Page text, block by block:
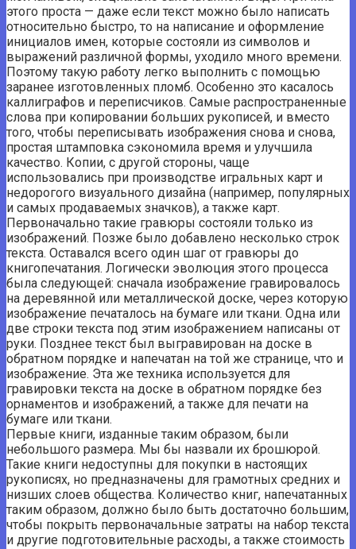
этого проста — даже если текст можно было написать
относительно быстро, то на написание и оформление
инициалов имен, которые состояли из символов и
выражений различной формы, уходило много времени.
Поэтому такую ​​работу легко выполнить с помощью
заранее изготовленных пломб. Особенно это касалось
каллиграфов и переписчиков. Самые распространенные
слова при копировании больших рукописей, и вместо
того, чтобы переписывать изображения снова и снова,
простая штамповка сэкономила время и улучшила
качество. Копии, с другой стороны, чаще
использовались при производстве игральных карт и
недорогого визуального дизайна (например, популярных
и самых продаваемых значков), а также карт.
Первоначально такие гравюры состояли только из
изображений. Позже было добавлено несколько строк
текста. Оставался всего один шаг от гравюры до
книгопечатания. Логически эволюция этого процесса
была следующей: сначала изображение гравировалось
на деревянной или металлической доске, через которую
изображение печаталось на бумаге или ткани. Одна или
две строки текста под этим изображением написаны от
руки. Позднее текст был выгравирован на доске в
обратном порядке и напечатан на той же странице, что и
изображение. Эта же техника используется для
гравировки текста на доске в обратном порядке без
орнаментов и изображений, а также для печати на
бумаге или ткани.
Первые книги, изданные таким образом, были
небольшого размера. Мы бы назвали их брошюрой.
Такие книги недоступны для покупки в настоящих
рукописях, но предназначены для грамотных средних и
низших слоев общества. Количество книг, напечатанных
таким образом, должно было быть достаточно большим,
чтобы покрыть первоначальные затраты на набор текста
и другие подготовительные расходы, а также стоимость